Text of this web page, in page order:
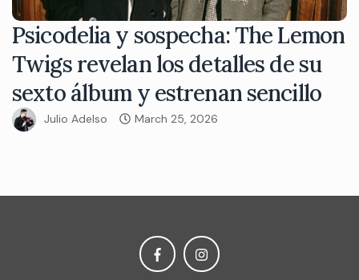
Psicodelia y sospecha: The Lemon
Twigs revelan los detalles de su
sexto álbum y estrenan sencillo
Julio Adelso March 25, 2026